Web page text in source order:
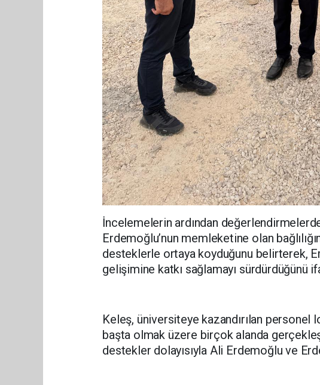
İncelemelerin ardından
Erdemoğlu’nun memleketine olan
desteklerle ortaya koyduğunu belirterek,
gelişimine katkı sağlamayı sürdürdüğünü
Keleş, üniversiteye kazandırılan personel
başta olmak üzere birçok alanda
destekler dolayısıyla Ali Erdemoğlu ve